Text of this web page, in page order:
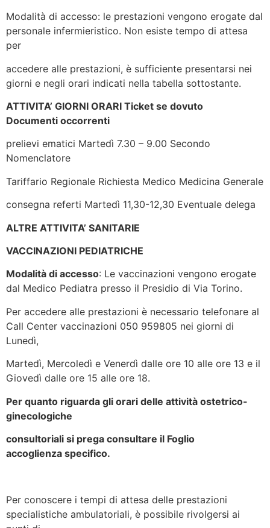
Modalità di accesso: le prestazioni vengono erogate dal
personale infermieristico. Non esiste tempo di attesa
per
accedere alle prestazioni, è sufficiente presentarsi nei
giorni e negli orari indicati nella tabella sottostante.
ATTIVITA’ GIORNI ORARI Ticket se dovuto
Documenti occorrenti
prelievi ematici Martedì 7.30 – 9.00 Secondo
Nomenclatore
Tariffario Regionale Richiesta Medico Medicina Generale
consegna referti Martedì 11,30-12,30 Eventuale delega
ALTRE ATTIVITA’ SANITARIE
VACCINAZIONI PEDIATRICHE
Modalità di accesso: Le vaccinazioni vengono erogate
dal Medico Pediatra presso il Presidio di Via Torino.
Per accedere alle prestazioni è necessario telefonare al
Call Center vaccinazioni 050 959805 nei giorni di
Lunedì,
Martedì, Mercoledì e Venerdì dalle ore 10 alle ore 13 e il
Giovedì dalle ore 15 alle ore 18.
Per quanto riguarda gli orari delle attività ostetrico-
ginecologiche
consultoriali si prega consultare il Foglio
accoglienza specifico.
Per conoscere i tempi di attesa delle prestazioni
specialistiche ambulatoriali, è possibile rivolgersi ai